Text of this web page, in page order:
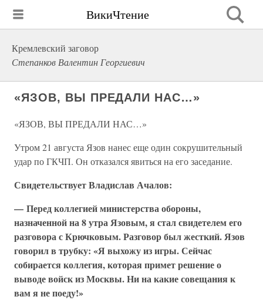
ВикиЧтение
Кремлевский заговор
Степанков Валентин Георгиевич
«ЯЗОВ, ВЫ ПРЕДАЛИ НАС…»
«ЯЗОВ, ВЫ ПРЕДАЛИ НАС…»
Утром 21 августа Язов нанес еще один сокрушительный
удар по ГКЧП. Он отказался явиться на его заседание.
Свидетельствует Владислав Ачалов:
— Перед коллегией министерства обороны,
назначенной на 8 утра Язовым, я стал свидетелем его
разговора с Крючковым. Разговор был жесткий. Язов
говорил в трубку: «Я выхожу из игры. Сейчас
собирается коллегия, которая примет решение о
выводе войск из Москвы. Ни на какие совещания к
вам я не поеду!»